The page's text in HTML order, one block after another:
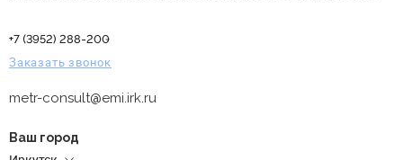
+7 (3952) 288-200
Заказать звонок
metr-consult@emi.irk.ru
Ваш город